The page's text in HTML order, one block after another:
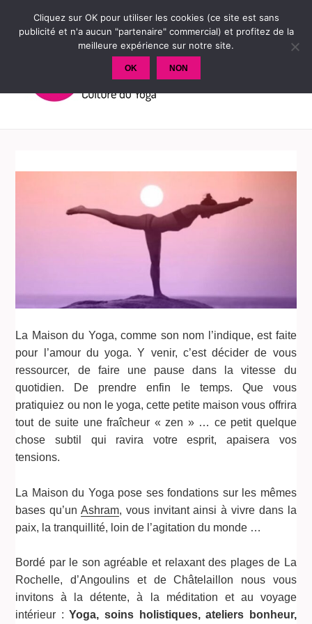
MENU
La Maison du Yoga, comme son nom l’indique, est faite
pour l’amour du yoga. Y venir, c’est décider de vous
ressourcer, de faire une pause dans la vitesse du
quotidien. De prendre enfin le temps. Que vous
pratiquiez ou non le yoga, cette petite maison vous offrira
tout de suite une fraîcheur « zen » … ce petit quelque
chose subtil qui ravira votre esprit, apaisera vos
tensions.
La Maison du Yoga pose ses fondations sur les mêmes
bases qu’un Ashram, vous invitant ainsi à vivre dans la
paix, la tranquillité, loin de l’agitation du monde …
Bordé par le son agréable et relaxant des plages de La
Rochelle, d’Angoulins et de Châtelaillon nous vous
invitons à la détente, à la méditation et au voyage
intérieur :Yoga, soins holistiques, ateliers bonheur,
Cliquez sur OK pour utiliser les cookies (ce site est sans
publicité et n'a aucun "partenaire" commercial) et profitez de la
meilleure expérience sur notre site.
OK NON